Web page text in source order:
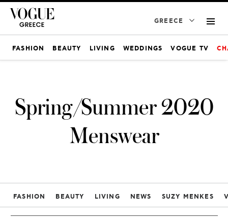
GREECE
FASHION BEAUTY LIVING WEDDINGS VOGUE TV
Spring/Summer 2020
Menswear
FASHION BEAUTY LIVING NEWS SUZY MENKES